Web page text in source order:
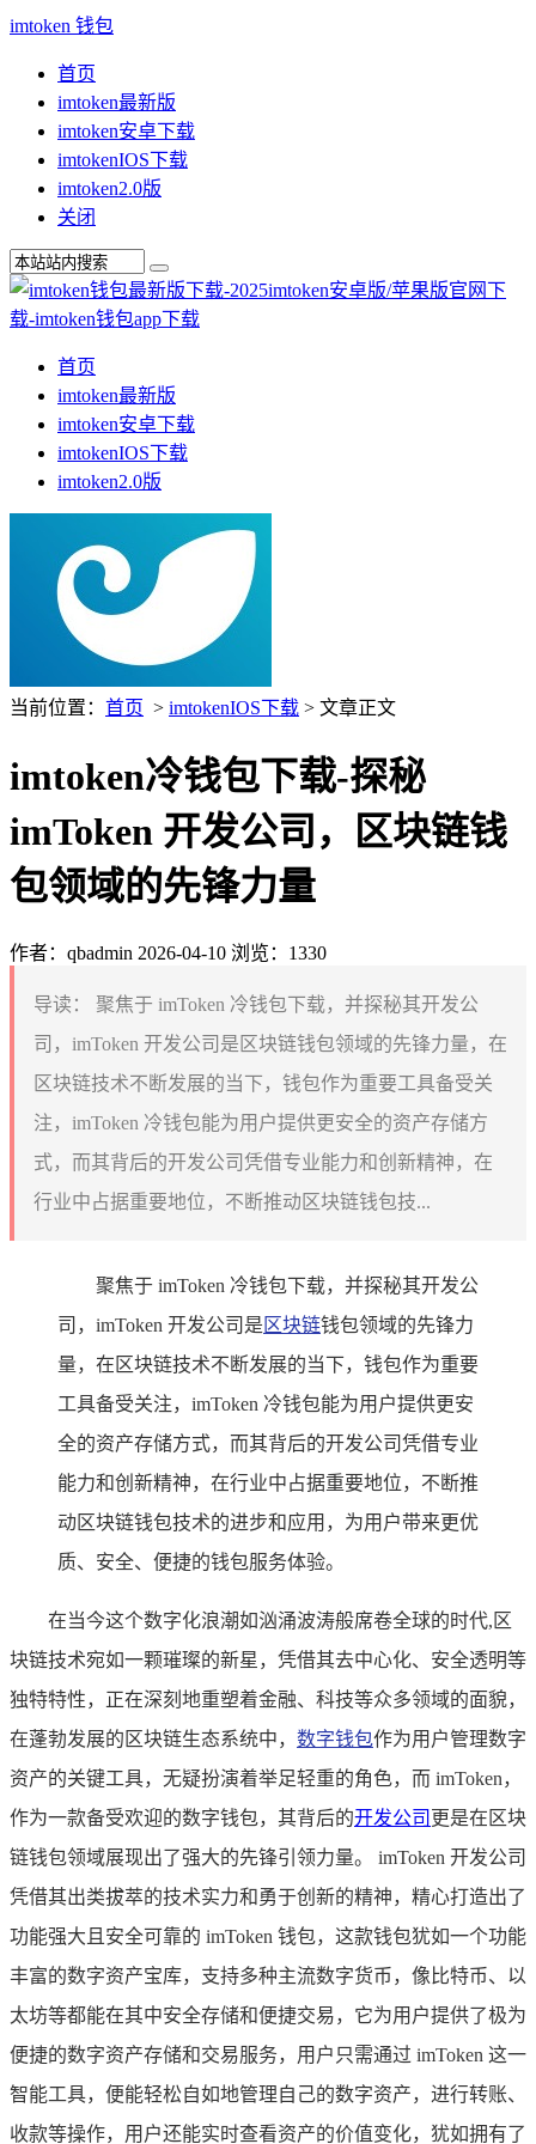
imtoken 钱包
首页
imtoken最新版
imtoken安卓下载
imtokenIOS下载
imtoken2.0版
关闭
首页
imtoken最新版
imtoken安卓下载
imtokenIOS下载
imtoken2.0版
当前位置： 首页 > imtokenIOS下载 > 文章正文
imtoken冷钱包下载-探秘
imToken 开发公司，区块链钱
包领域的先锋力量
作者：qbadmin 2026-04-10 浏览：1330
导读：
聚焦于 imToken 冷钱包下载，并探秘其开发公
司，imToken 开发公司是区块链钱包领域的先锋力量，在
区块链技术不断发展的当下，钱包作为重要工具备受关
注，imToken 冷钱包能为用户提供更安全的资产存储方
式，而其背后的开发公司凭借专业能力和创新精神，在
行业中占据重要地位，不断推动区块链钱包技...
聚焦于 imToken 冷钱包下载，并探秘其开发公
司，imToken 开发公司是 区块链钱包领域的先锋力
量，在区块链技术不断发展的当下，钱包作为重要
工具备受关注，imToken 冷钱包能为用户提供更安
全的资产存储方式，而其背后的开发公司凭借专业
能力和创新精神，在行业中占据重要地位，不断推
动区块链钱包技术的进步和应用，为用户带来更优
质、安全、便捷的钱包服务体验。
在当今这个数字化浪潮如汹涌波涛般席卷全球的时代,区
块链技术宛如一颗璀璨的新星，凭借其去中心化、安全透明等
独特特性，正在深刻地重塑着金融、科技等众多领域的面貌，
在蓬勃发展的区块链生态系统中， 数字钱包作为用户管理数字
资产的关键工具，无疑扮演着举足轻重的角色，而 imToken，
作为一款备受欢迎的数字钱包，其背后的开发公司 更是在区块
链钱包领域展现出了强大的先锋引领力量。 imToken 开发公司
凭借其出类拔萃的技术实力和勇于创新的精神，精心打造出了
功能强大且安全可靠的 imToken 钱包，这款钱包犹如一个功能
丰富的数字资产宝库，支持多种主流数字货币，像比特币、以
太坊等都能在其中安全存储和便捷交易，它为用户提供了极为
便捷的数字资产存储和交易服务，用户只需通过 imToken 这一
智能工具，便能轻松自如地管理自己的数字资产，进行转账、
收款等操作，用户还能实时查看资产的价值变化，犹如拥有了